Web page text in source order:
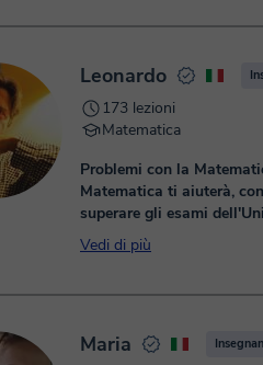
Leonardo
173 lezioni
Matematica
Problemi con la
Matematica ti aiuterà,
superare gli esami
scolastiche!
una laurea magistrale in
Vedi di più
Maria